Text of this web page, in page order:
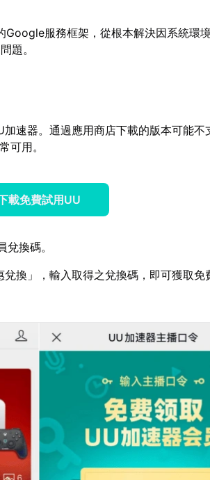
Google服務框架，從根本解決因系統環
題。
速器。通過應用商店下載的版本可能不
可用。
載免費試用UU
換碼。
換」，輸入取得之兌換碼，即可獲取免